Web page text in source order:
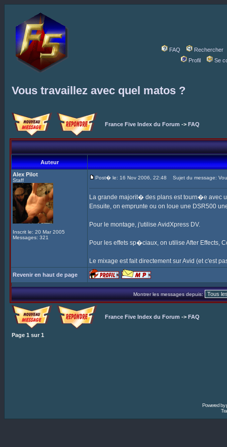
FAQ
Rechercher
Profil
Se
Vous travaillez avec quel matos ?
France Five Index du Forum -> FAQ
Auteur
Alex Pilot
Staff
Inscrit le: 20 Mar 2005
Messages: 321
Post� le: 16 Nov 2006, 22:48 Sujet du message:
La grande majorit� des plans est tourn�e avec
Ensuite, on emprunte ou on loue une DSR500
Pour le montage, j'utilise AvidXpress DV.
Pour les effets sp�ciaux, on utilise After Effects,
Le mixage est fait directement sur Avid (et c'est
Revenir en haut de page
Montrer les messages depuis:
France Five Index du Forum -> FAQ
Page 1 sur 1
Powered by